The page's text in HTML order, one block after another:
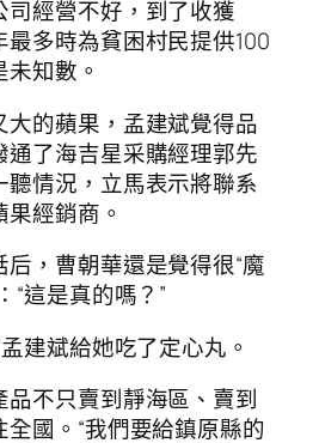
司經營不好，到了收獲
多時為貧困村民提供100
知數。
的蘋果，孟建斌覺得品
了海吉星采購經理郭先
情況，立馬表示將聯系
經銷商。
，曹朝華還是覺得很“魔
“這是真的嗎？”
建斌給她吃了定心丸。
不只賣到靜海區、賣到
國。“我們要給鎮原縣的